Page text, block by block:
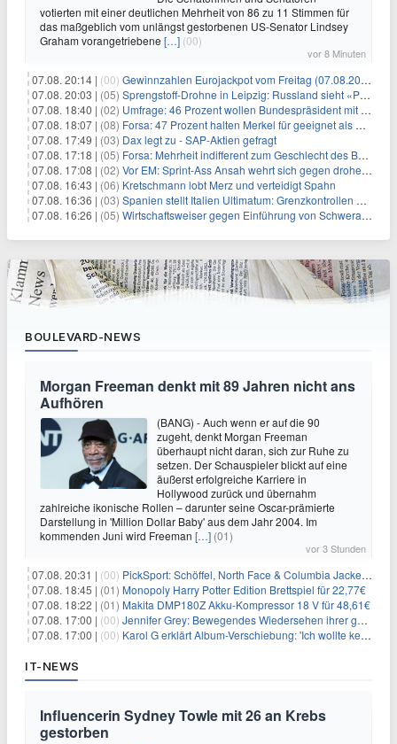
votierten mit einer deutlichen Mehrheit von 86 zu 11 Stimmen für
das maßgeblich vom unlängst gestorbenen US-Senator Lindsey
Graham vorangetriebene […] (00)
vor 8 Minuten
07.08. 20:14 | (00) Gewinnzahlen Eurojackpot vom Freitag (07.08.2026)
07.08. 20:03 | (05) Sprengstoff-Drohne in Leipzig: Russland sieht «Provokation»
07.08. 18:40 | (02) Umfrage: 46 Prozent wollen Bundespräsident mit Politik-Erfahrung
07.08. 18:07 | (08) Forsa: 47 Prozent halten Merkel für geeignet als Bundespräsidentin
07.08. 17:49 | (03) Dax legt zu - SAP-Aktien gefragt
07.08. 17:18 | (05) Forsa: Mehrheit indifferent zum Geschlecht des Bundespräsidenten
07.08. 17:08 | (02) Vor EM: Sprint-Ass Ansah wehrt sich gegen drohende Sperre
07.08. 16:43 | (06) Kretschmann lobt Merz und verteidigt Spahn
07.08. 16:36 | (03) Spanien stellt Italien Ultimatum: Grenzkontrollen beenden
07.08. 16:26 | (05) Wirtschaftsweiser gegen Einführung von Schwerarbeiter-Rente
BOULEVARD-NEWS
Morgan Freeman denkt mit 89 Jahren nicht ans
Aufhören
(BANG) - Auch wenn er auf die 90
zugeht, denkt Morgan Freeman
überhaupt nicht daran, sich zur Ruhe zu
setzen. Der Schauspieler blickt auf eine
äußerst erfolgreiche Karriere in
Hollywood zurück und übernahm
zahlreiche ikonische Rollen – darunter seine Oscar-prämierte
Darstellung in 'Million Dollar Baby' aus dem Jahr 2004. Im
kommenden Juni wird Freeman […] (01)
vor 3 Stunden
07.08. 20:31 | (00) PickSport: Schöffel, North Face & Columbia Jacken ab 39,60€
07.08. 18:45 | (01) Monopoly Harry Potter Edition Brettspiel für 22,77€
07.08. 18:22 | (01) Makita DMP180Z Akku-Kompressor 18 V für 48,61€
07.08. 17:00 | (00) Jennifer Grey: Bewegendes Wiedersehen ihrer geschiedenen Eltern kurz vor dem Tod ihrer Mutter
07.08. 17:00 | (00) Karol G erklärt Album-Verschiebung: 'Ich wollte keine persönliche Situation ausnutzen'
IT-NEWS
Influencerin Sydney Towle mit 26 an Krebs
gestorben